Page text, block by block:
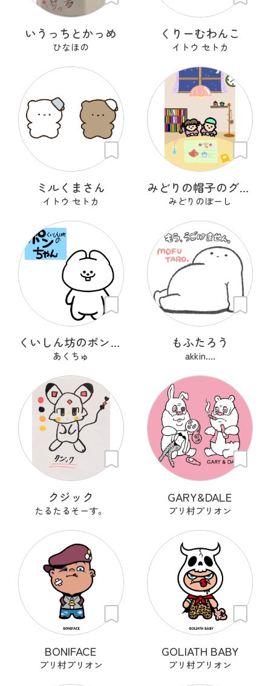
いうっちとかっめ
ひなほの
くりーむわんこ
イトウ セトカ
ミルくまさん
イトウ セトカ
みどりの帽子のグリンくん
みどりのぼーし
くいしん坊のポンちゃん
あくちゅ
もふたろう
akkin....
クジック
たるたるそーす。
GARY&DALE
プリ村プリオン
BONIFACE
プリ村プリオン
GOLIATH BABY
プリ村プリオン